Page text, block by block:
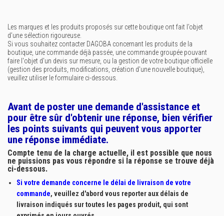
Les marques et les produits proposés sur cette boutique ont fait l’objet
d’une sélection rigoureuse.
Si vous souhaitez contacter DAGOBA concernant les produits de la
boutique, une commande déjà passée, une commande groupée pouvant
faire l'objet d'un devis sur mesure, ou la gestion de votre boutique officielle
(gestion des produits, modifications, création d'une nouvelle boutique),
veuillez utiliser le formulaire ci-dessous.
Avant de poster une demande d'assistance et
pour être sûr d'obtenir une réponse, bien vérifier
les points suivants qui peuvent vous apporter
une réponse immédiate.
Compte tenu de la charge actuelle, il est possible que nous
ne puissions pas vous répondre si la réponse se trouve déjà
ci-dessous.
Si votre demande concerne le délai de livraison de votre
commande, veuillez d'abord vous reporter aux délais de
livraison indiqués sur toutes les pages produit, qui sont